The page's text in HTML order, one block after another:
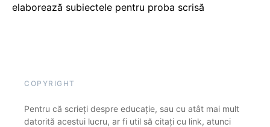
elaborează subiectele pentru proba scrisă
COPYRIGHT
Pentru că scrieți despre educație, sau cu atât mai mult
datorită acestui lucru, ar fi util să citați cu link, atunci